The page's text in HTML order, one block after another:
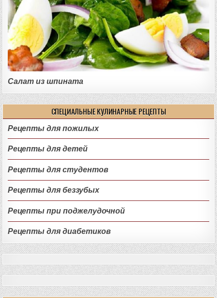
Салат из шпината
СПЕЦИАЛЬНЫЕ КУЛИНАРНЫЕ РЕЦЕПТЫ
Рецепты для пожилых
Рецепты для детей
Рецепты для студентов
Рецепты для беззубых
Рецепты при поджелудочной
Рецепты для диабетиков